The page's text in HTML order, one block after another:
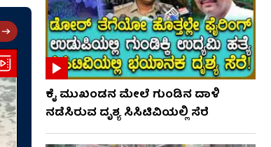
ಕೈ ಮುಖಂಡನ ಮೇಲೆ ಗುಂಡಿನ ದಾಳಿ
ನಡೆಸಿರುವ ದೃಶ್ಯ ಸಿಸಿಟಿವಿಯಲ್ಲಿ ಸೆರೆ